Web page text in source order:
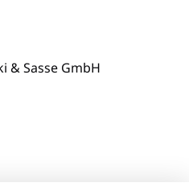
& Sasse GmbH